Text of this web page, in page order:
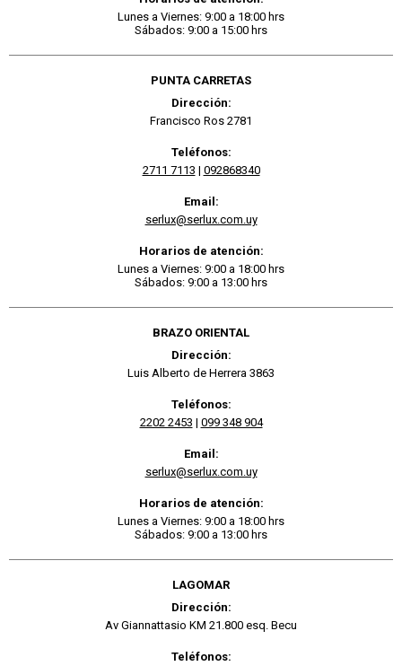
Lunes a Viernes: 9:00 a 18:00 hrs
Sábados: 9:00 a 15:00 hrs
PUNTA CARRETAS
Dirección:
Francisco Ros 2781
Teléfonos:
2711 7113 | 092868340
Email:
serlux@serlux.com.uy
Horarios de atención:
Lunes a Viernes: 9:00 a 18:00 hrs
Sábados: 9:00 a 13:00 hrs
BRAZO ORIENTAL
Dirección:
Luis Alberto de Herrera 3863
Teléfonos:
2202 2453 | 099 348 904
Email:
serlux@serlux.com.uy
Horarios de atención:
Lunes a Viernes: 9:00 a 18:00 hrs
Sábados: 9:00 a 13:00 hrs
LAGOMAR
Dirección:
Av Giannattasio KM 21.800 esq. Becu
Teléfonos: